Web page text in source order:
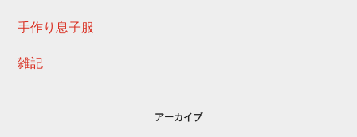
手作り息子服
雑記
アーカイブ